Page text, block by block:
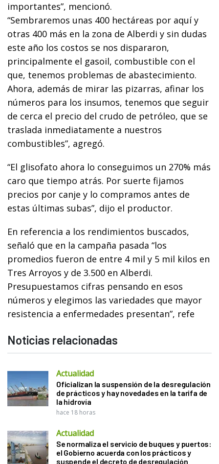
importantes”, mencionó.
“Sembraremos unas 400 hectáreas por aquí y
otras 400 más en la zona de Alberdi y sin dudas
este año los costos se nos dispararon,
principalmente el gasoil, combustible con el
que, tenemos problemas de abastecimiento.
Ahora, además de mirar las pizarras, afinar los
números para los insumos, tenemos que seguir
de cerca el precio del crudo de petróleo, que se
traslada inmediatamente a nuestros
combustibles”, agregó.
“El glisofato ahora lo conseguimos un 270% más
caro que tiempo atrás. Por suerte fijamos
precios por canje y lo compramos antes de
estas últimas subas”, dijo el productor.
En referencia a los rendimientos buscados,
señaló que en la campaña pasada “los
promedios fueron de entre 4 mil y 5 mil kilos en
Tres Arroyos y de 3.500 en Alberdi.
Presupuestamos cifras pensando en esos
números y elegimos las variedades que mayor
resistencia a enfermedades presentan”, refe
Noticias relacionadas
Actualidad
Oficializan la suspensión de la desregulación
de prácticos y hay novedades en la tarifa de
la hidrovía
hace 18 horas
Actualidad
Se normaliza el servicio de buques y puertos:
el Gobierno acuerda con los prácticos y
suspende el decreto de desregulación